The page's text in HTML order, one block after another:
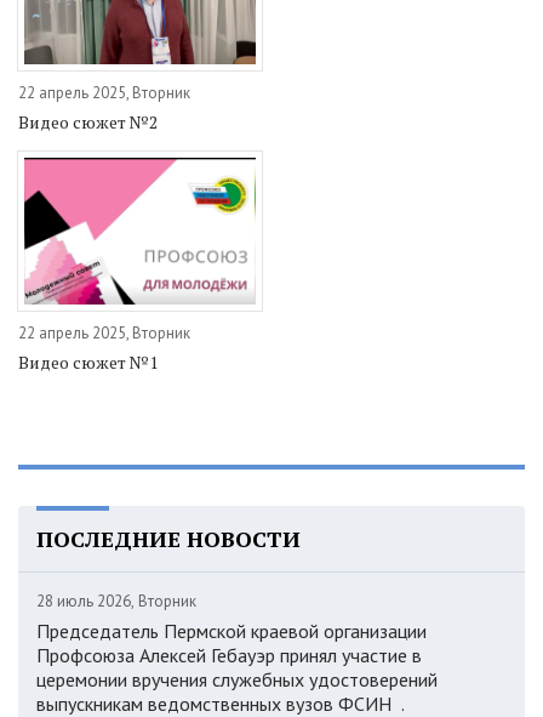
22 апрель 2025, Вторник
Видео сюжет №2
22 апрель 2025, Вторник
Видео сюжет №1
ПОСЛЕДНИЕ НОВОСТИ
28 июль 2026, Вторник
Председатель Пермской краевой организации
Профсоюза Алексей Гебауэр принял участие в
церемонии вручения служебных удостоверений
выпускникам ведомственных вузов ФСИН .